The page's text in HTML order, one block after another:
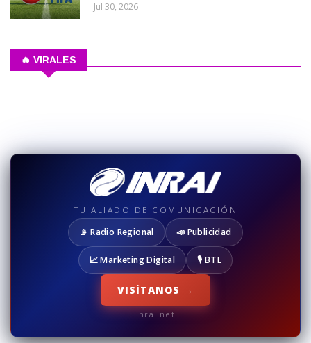
Jul 30, 2026
🔥 VIRALES
TU ALIADO DE COMUNICACIÓN
📡 Radio Regional 📣 Publicidad
📈 Marketing Digital 🎙️ BTL
VISÍTANOS →
inrai.net